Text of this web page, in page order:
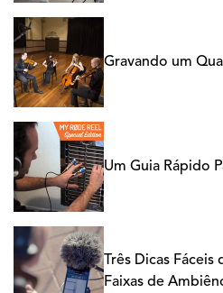
Gravando um
Um Guia Rápido
Três Dicas
Faixas de